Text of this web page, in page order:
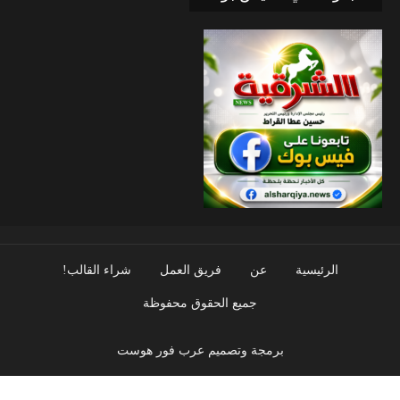
الرئيسية عن فريق العمل شراء القالب!
جميع الحقوق محفوظة
برمجة وتصميم عرب فور هوست